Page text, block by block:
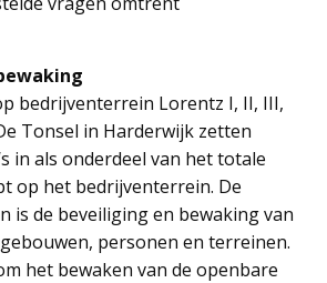
bedrijventerrein Lorentz I, II, III,
Tonsel in Harderwijk zetten
in als onderdeel van het totale
op het bedrijventerrein. De
is de beveiliging en bewaking van
personen en terreinen.
het bewaken van de openbare